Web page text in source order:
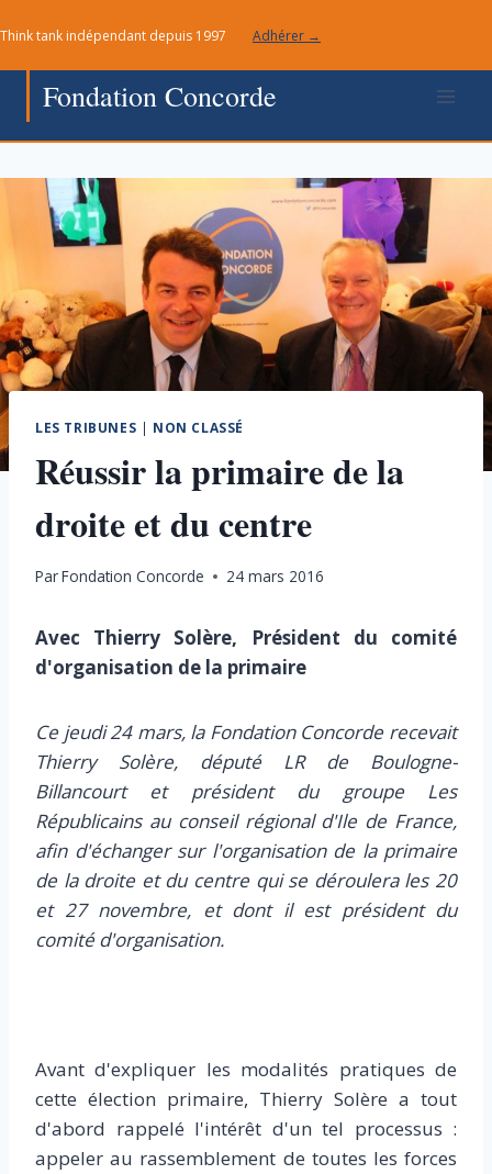
au
contenu
Think tank indépendant depuis 1997 Adhérer →
Fondation Concorde
LES TRIBUNES | NON CLASSÉ
Réussir la primaire de la
droite et du centre
ParFondation Concorde 24 mars 2016
Avec Thierry Solère, Président du comité
d'organisation de la primaire
Ce jeudi 24 mars, la Fondation Concorde recevait
Thierry Solère, député LR de Boulogne-
Billancourt et président du groupe Les
Républicains au conseil régional d'Ile de France,
afin d'échanger sur l'organisation de la primaire
de la droite et du centre qui se déroulera les 20
et 27 novembre, et dont il est président du
comité d'organisation.
Avant d'expliquer les modalités pratiques de
cette élection primaire, Thierry Solère a tout
d'abord rappelé l'intérêt d'un tel processus :
appeler au rassemblement de toutes les forces